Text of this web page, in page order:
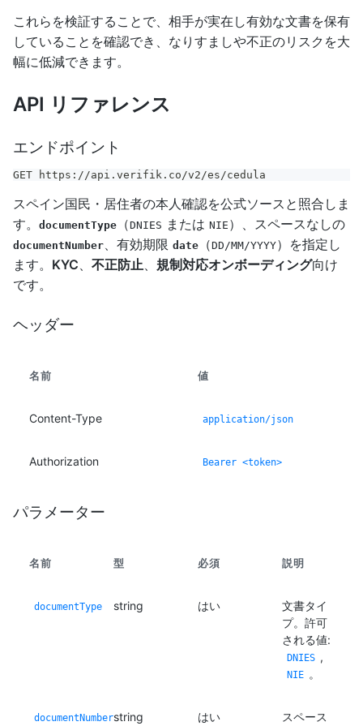
これらを検証することで、相手が実在し有効な文書を保有
していることを確認でき、なりすましや不正のリスクを大
幅に低減できます。
API リファレンス
エンドポイント
GET https://api.verifik.co/v2/es/cedula
スペイン国民・居住者の本人確認を公式ソースと照合しま
す。
documentType （DNIES または NIE ）、スペースなしの
documentNumber、有効期限 date （DD/MM/YYYY）を指定し
ます。 KYC、 不正防止、 規制対応オンボーディング向け
です。
ヘッダー
名前 値
Content-Type application/json
Authorization Bearer <token>
パラメーター
名前 型 必須 説明
documentType string はい
文書タイ
プ。許可
される値:
DNIES ,
NIE 。
documentNumberstring はい
スペース